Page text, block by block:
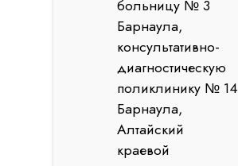
больницу № 3
Барнаула,
консультативно-
диагностическую
поликлинику № 14
Барнаула,
Алтайский
краевой